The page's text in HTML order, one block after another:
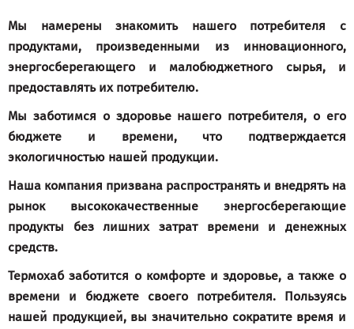
Мы намерены знакомить нашего потребителя с
продуктами, произведенными из инновационного,
энергосберегающего и малобюджетного сырья, и
предоставлять их потребителю.
Мы заботимся о здоровье нашего потребителя, о его
бюджете и времени, что подтверждается
экологичностью нашей продукции.
Наша компания призвана распространять и внедрять на
рынок высококачественные энергосберегающие
продукты без лишних затрат времени и денежных
средств.
Термохабзаботится о комфорте и здоровье, а также о
времени и бюджете своего потребителя. Пользуясь
нашей продукцией, вы значительно сократите время и